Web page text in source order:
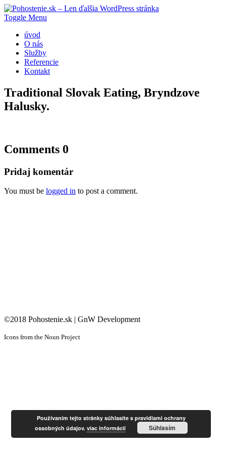
Toggle Menu
úvod
O nás
Služby
Referencie
Kontakt
Traditional Slovak Eating, Bryndzove
Halusky.
Comments 0
Pridaj komentár
You must be logged in to post a comment.
©2018 Pohostenie.sk | GnW Development
Icons from the Noun Project
Používaním tejto stránky súhlasíte s pravidlami ochrany
ossobných údajov. viac informácií Súhlasím